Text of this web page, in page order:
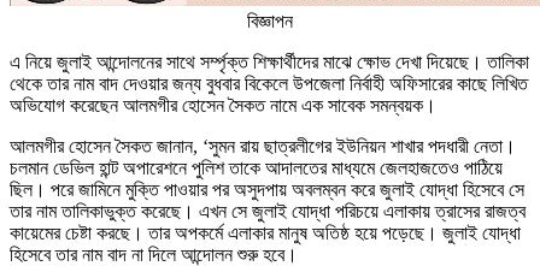
বিজ্ঞাপন
এ নিয়ে জুলাই আন্দোলনের সাথে সর্ম্পৃক্ত শিক্ষার্থীদের মাঝে ক্ষোভ দেখা দিয়েছে। তালিকা
থেকে তার নাম বাদ দেওয়ার জন্য বুধবার বিকেলে উপজেলা নির্বাহী অফিসারের কাছে লিখিত
অভিযোগ করেছেন আলমগীর হোসেন সৈকত নামে এক সাবেক সমন্বয়ক।
আলমগীর হোসেন সৈকত জানান, ‘সুমন রায় ছাত্রলীগের ইউনিয়ন শাখার পদধারী নেতা।
চলমান ডেভিল হান্ট অপারেশনে পুলিশ তাকে আদালতের মাধ্যমে জেলহাজতেও পাঠিয়ে
ছিল। পরে জামিনে মুক্তি পাওয়ার পর অসুদপায় অবলম্বন করে জুলাই যোদ্ধা হিসেবে সে
তার নাম তালিকাভুক্ত করেছে। এখন সে জুলাই যোদ্ধা পরিচয়ে এলাকায় ত্রাসের রাজত্ব
কায়েমের চেষ্টা করছে। তার অপকর্মে এলাকার মানুষ অতিষ্ঠ হয়ে পড়েছে। জুলাই যোদ্ধা
হিসেবে তার নাম বাদ না দিলে আন্দোলন শুরু হবে।